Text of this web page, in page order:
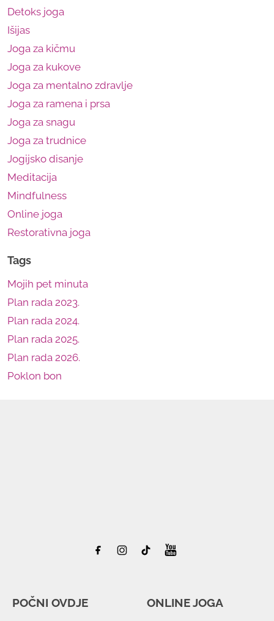
Detoks joga
Išijas
Joga za kičmu
Joga za kukove
Joga za mentalno zdravlje
Joga za ramena i prsa
Joga za snagu
Joga za trudnice
Jogijsko disanje
Meditacija
Mindfulness
Online joga
Restorativna joga
Tags
Mojih pet minuta
Plan rada 2023.
Plan rada 2024.
Plan rada 2025.
Plan rada 2026.
Poklon bon
POČNI OVDJE ONLINE JOGA